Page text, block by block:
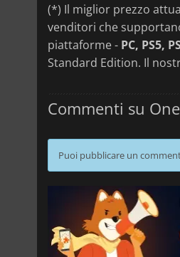
(*) Il miglior prezzo
venditori che
piattaforme - PC, PS5,
Standard Edition. Il
Commenti su
Puoi pubblicare un